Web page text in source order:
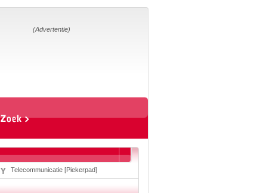
(Advertentie)
Telecommunicatie [Piekerpad]